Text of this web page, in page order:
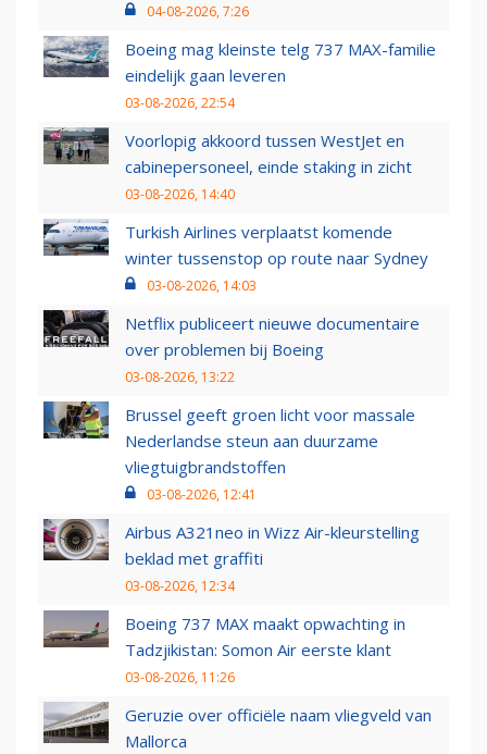
04-08-2026, 7:26
Boeing mag kleinste telg 737 MAX-familie
eindelijk gaan leveren
03-08-2026, 22:54
Voorlopig akkoord tussen WestJet en
cabinepersoneel, einde staking in zicht
03-08-2026, 14:40
Turkish Airlines verplaatst komende
winter tussenstop op route naar Sydney
03-08-2026, 14:03
Netflix publiceert nieuwe documentaire
over problemen bij Boeing
03-08-2026, 13:22
Brussel geeft groen licht voor massale
Nederlandse steun aan duurzame
vliegtuigbrandstoffen
03-08-2026, 12:41
Airbus A321neo in Wizz Air-kleurstelling
beklad met graffiti
03-08-2026, 12:34
Boeing 737 MAX maakt opwachting in
Tadzjikistan: Somon Air eerste klant
03-08-2026, 11:26
Geruzie over officiële naam vliegveld van
Mallorca